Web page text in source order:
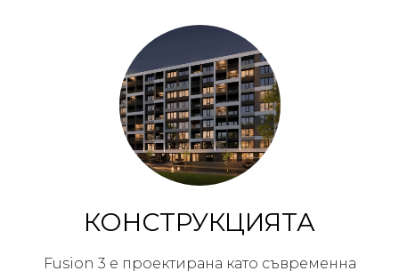
КОНСТРУКЦИЯТА
Fusion 3 е проектирана като съвременна